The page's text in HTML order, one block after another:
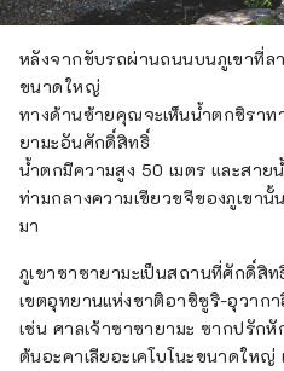
หลังจากขับรถผ่านถนนบนภูเขาที่
ขนาดใหญ่
ทางด้านซ้ายคุณจะเห็นน้ำตกชิราท
ยามะอันศักดิ์สิทธิ์
น้ำตกมีความสูง 50 เมตร และสา
ท่ามกลางความเขียวขจีของภูเขา
มา
ภูเขาซาซายามะเป็นสถานที่ศักดิ์สิ
เขตอุทยานแห่งชาติอาชิซูริ-อุวาก
เช่น ศาลเจ้าซาซายามะ ซากปรัก
ต้นอะคาเลียอะเคโบโนะขนาดใหญ่